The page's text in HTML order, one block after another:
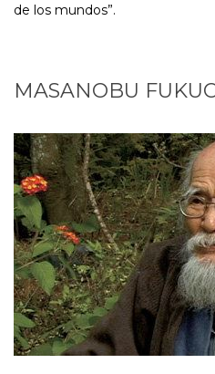
de los mundos”.
MASANOBU